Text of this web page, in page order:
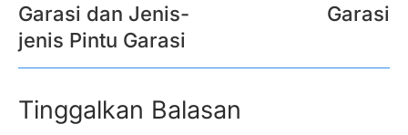
Garasi dan Jenis-
jenis Pintu Garasi
Garasi
Tinggalkan Balasan